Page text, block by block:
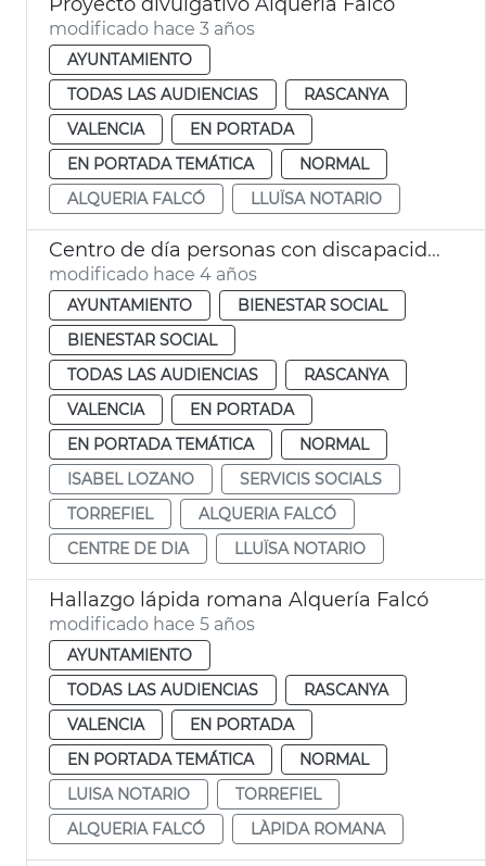
modificado hace 3 años
AYUNTAMIENTO
TODAS LAS AUDIENCIAS
RASCANYA
VALENCIA
EN PORTADA
EN PORTADA TEMÁTICA
NORMAL
ALQUERIA FALCÓ
LLUÏSA NOTARIO
Centro de día personas con discapacidad intelectual. Alquería Falcó
modificado hace 4 años
AYUNTAMIENTO
BIENESTAR SOCIAL
BIENESTAR SOCIAL
TODAS LAS AUDIENCIAS
RASCANYA
VALENCIA
EN PORTADA
EN PORTADA TEMÁTICA
NORMAL
ISABEL LOZANO
SERVICIS SOCIALS
TORREFIEL
ALQUERIA FALCÓ
CENTRE DE DIA
LLUÏSA NOTARIO
Hallazgo lápida romana Alquería Falcó
modificado hace 5 años
AYUNTAMIENTO
TODAS LAS AUDIENCIAS
RASCANYA
VALENCIA
EN PORTADA
EN PORTADA TEMÁTICA
NORMAL
LUISA NOTARIO
TORREFIEL
ALQUERIA FALCÓ
LÀPIDA ROMANA